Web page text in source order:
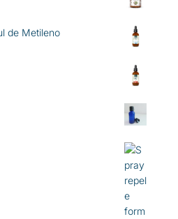
de Metileno